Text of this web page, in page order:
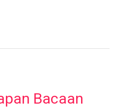
Bacaan